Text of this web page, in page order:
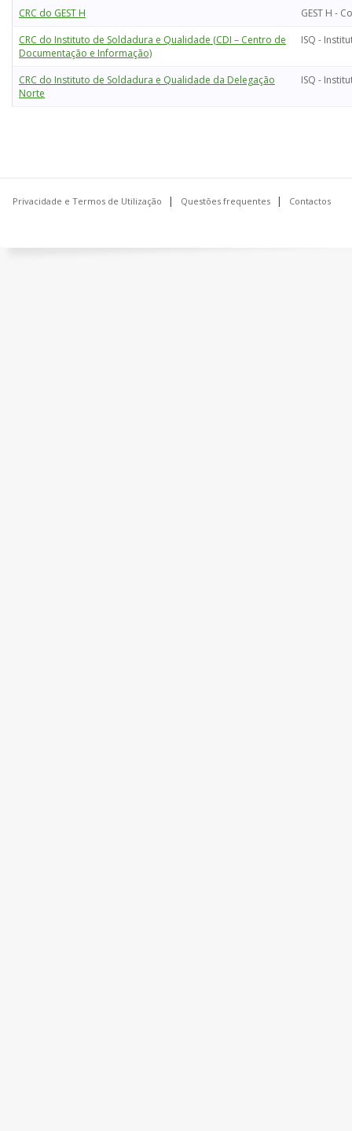
CRC do GEST H
GEST H -
CRC do Instituto de Soldadura e Qualidade (CDI – Centro de
Documentação e Informação)
ISQ -
CRC do Instituto de Soldadura e Qualidade da Delegação
Norte
ISQ -
Privacidade e Termos de Utilização Questões frequentes Contactos